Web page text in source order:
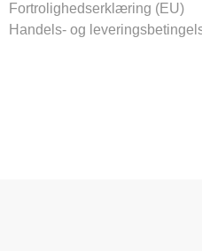
Fortrolighedserklæring (EU)
Handels- og